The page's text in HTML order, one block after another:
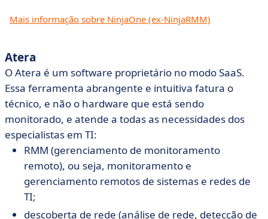
Mais informação sobre NinjaOne (ex-NinjaRMM)
Atera
O Atera é um software proprietário no modo SaaS.
Essa ferramenta abrangente e intuitiva fatura o
técnico, e não o hardware que está sendo
monitorado, e atende a todas as necessidades dos
especialistas em TI:
RMM (gerenciamento de monitoramento
remoto), ou seja, monitoramento e
gerenciamento remotos de sistemas e redes de
TI;
descoberta de rede (análise de rede, detecção de